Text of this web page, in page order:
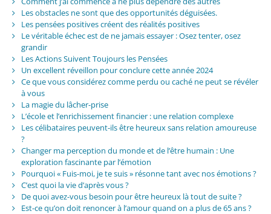
Les obstacles ne sont que des opportunités déguisées.
Les pensées positives créent des réalités positives
Le véritable échec est de ne jamais essayer : Osez tenter, osez
grandir
Les Actions Suivent Toujours les Pensées
Un excellent réveillon pour conclure cette année 2024
Ce que vous considérez comme perdu ou caché ne peut se révéler
à vous
La magie du lâcher-prise
L’école et l’enrichissement financier : une relation complexe
Les célibataires peuvent-ils être heureux sans relation amoureuse
?
Changer ma perception du monde et de l’être humain : Une
exploration fascinante par l’émotion
Pourquoi « Fuis-moi, je te suis » résonne tant avec nos émotions ?
C’est quoi la vie d’après vous ?
De quoi avez-vous besoin pour être heureux là tout de suite ?
Est-ce qu’on doit renoncer à l’amour quand on a plus de 65 ans ?